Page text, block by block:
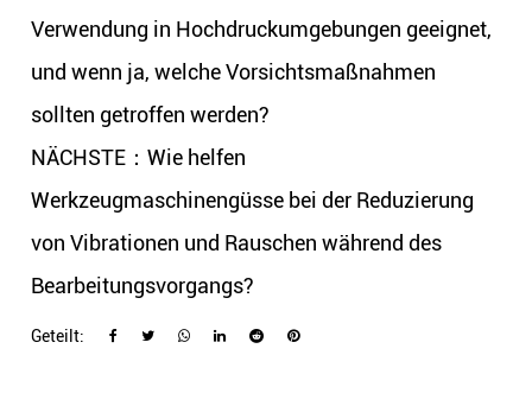
Verwendung in Hochdruckumgebungen geeignet,
und wenn ja, welche Vorsichtsmaßnahmen
sollten getroffen werden?
NÄCHSTE：Wie helfen
Werkzeugmaschinengüsse bei der Reduzierung
von Vibrationen und Rauschen während des
Bearbeitungsvorgangs?
Geteilt: